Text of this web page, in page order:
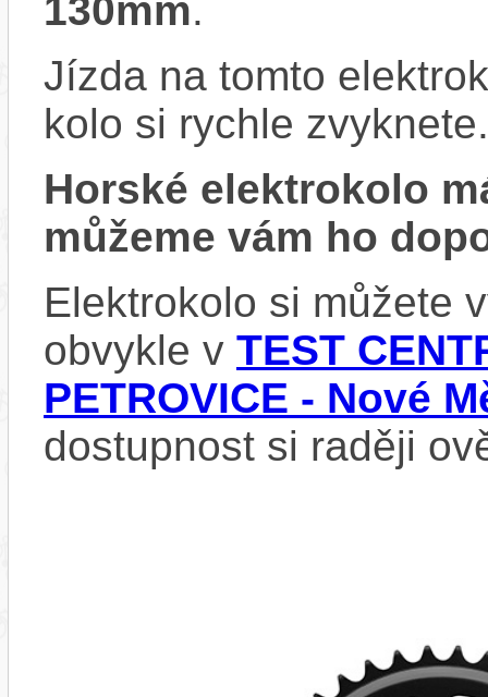
130mm.
Jízda na tomto
kolo si rychle zvyknete.
Horské elektrokolo
můžeme vám ho
Elektrokolo si můžete
obvykle v TEST
PETROVICE - Nové
dostupnost si raději